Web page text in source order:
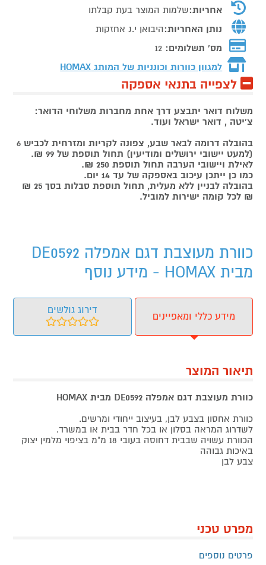
אחריות:שלמות המוצר בעת קבלתו
נותן האחריות:היבואן י.נ אחזקות
מס' תשלומים: 12
למגוון כוורות וכונניות של המותג HOMAX
לצפייה בתנאי אספקה
משלוח דואר יתבצע דרך אחת מחברות משלוחי הדואר:
צ'יטה , דואר ישראל ועוד.
בהובלה דרומה לבאר שבע, צפונה לקריות ומזרחית לכביש 6
(למעט יישובי ירושלים ומודיעין) תחול תוספת של 99 ₪.
לאילת ויישובי הערבה תחול תוספת 250 ₪.
כמו כן ייתכן עיכוב באספקה של עד 14 יום.
בהובלה לבניין ללא מעלית, תחול תוספת סבלות בסך 25 ₪
₪ לכל קומה ישירות למוביל.
כוורת מעוצבת דגם אמפלה DE0592
מבית HOMAX - מידע נוסף
מידע כללי ומאפיינים
דירוג גולשים
תיאור המוצר
כוורת מעוצבת דגם אמפלה DE0592 מבית HOMAX
כוורת אחסון בצבע לבן, בעיצוב ייחודי ומרשים.
לשדרוג המראה בסלון או בכל חדר בבית או במשרד.
הכוורת עשויה שבבית דחוסה בעובי 18 מ"מ בציפוי מלמין יצוק
באיכות גבוהה
צבע לבן
מפרט טכני
פרטים נוספים